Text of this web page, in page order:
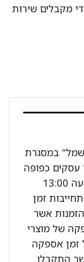
מקבלים שירות
במסגרת
אספקה בין 4-5 ימי עסקים כפופה
להזמנות אשר התקבלו ואושרו עד השעה 13:00
זמן
להזמנות אשר
השעה 13:00 אספקה של מוצרי
אספקה
התקבלו